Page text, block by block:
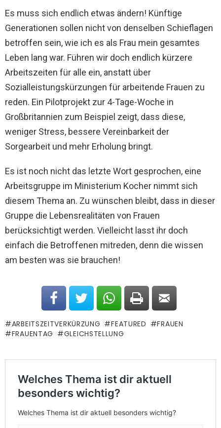
Es muss sich endlich etwas ändern! Künftige
Generationen sollen nicht von denselben Schieflagen
betroffen sein, wie ich es als Frau mein gesamtes
Leben lang war. Führen wir doch endlich kürzere
Arbeitszeiten für alle ein, anstatt über
Sozialleistungskürzungen für arbeitende Frauen zu
reden. Ein Pilotprojekt zur 4-Tage-Woche in
Großbritannien zum Beispiel zeigt, dass diese,
weniger Stress, bessere Vereinbarkeit der
Sorgearbeit und mehr Erholung bringt.
Es ist noch nicht das letzte Wort gesprochen, eine
Arbeitsgruppe im Ministerium Kocher nimmt sich
diesem Thema an. Zu wünschen bleibt, dass in dieser
Gruppe die Lebensrealitäten von Frauen
berücksichtigt werden. Vielleicht lasst ihr doch
einfach die Betroffenen mitreden, denn die wissen
am besten was sie brauchen!
ARBEITSZEITVERKÜRZUNG FEATURED
FRAUEN
FRAUENTAG
GLEICHSTELLUNG